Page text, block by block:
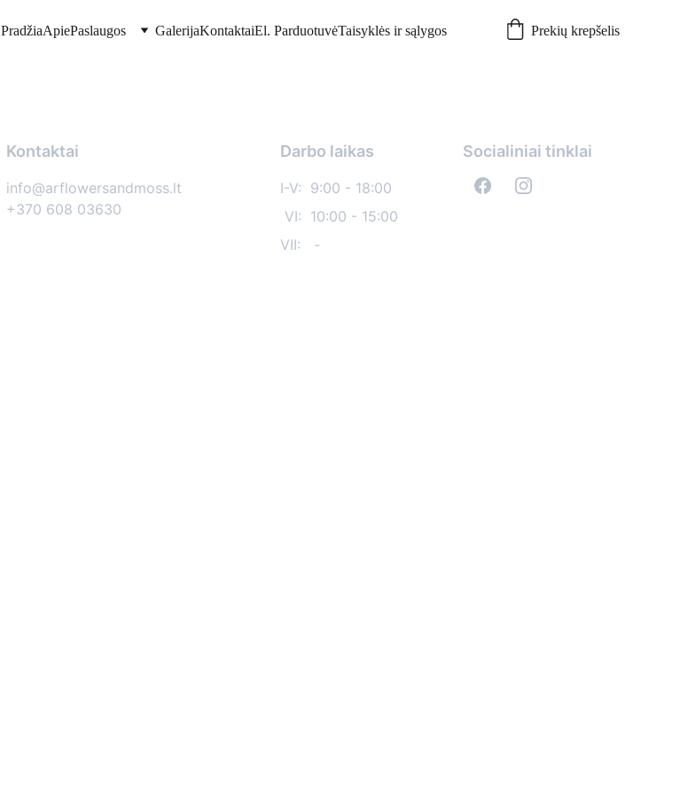
PradžiaApiePaslaugos GalerijaKontaktaiEl. ParduotuvėTaisyklės ir sąlygos Prekių krepšelis
Kontaktai
info@arflowersandmoss.lt
+370 608 03630
Socialiniai tinklai
Darbo laikas
I-V:  9:00 - 18:00
VI:  10:00 - 15:00
VII:   -